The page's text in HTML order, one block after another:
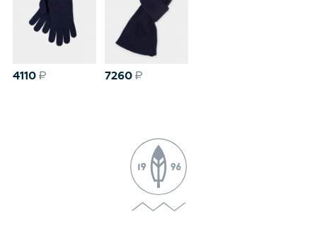
4110 7260